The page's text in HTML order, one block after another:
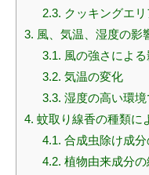
2.3. クッキングエ
3. 風、気温、湿度の影
3.1. 風の強さによ
3.2. 気温の変化
3.3. 湿度の高い環
4. 蚊取り線香の種類に
4.1. 合成虫除け成分
4.2. 植物由来成分の